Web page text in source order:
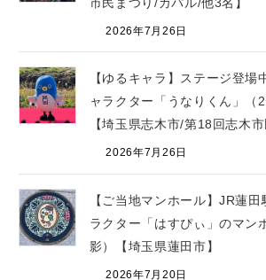
2026年7月26日
【ゆるキャラ】ステージ登場
ャラクター「うなりくん」（
【埼玉県志木市/第18回志木市
2026年7月26日
【ご当地マンホール】JR蓮
ラクター「はすぴぃ」のマン
影）【埼玉県蓮田市】
2026年7月20日